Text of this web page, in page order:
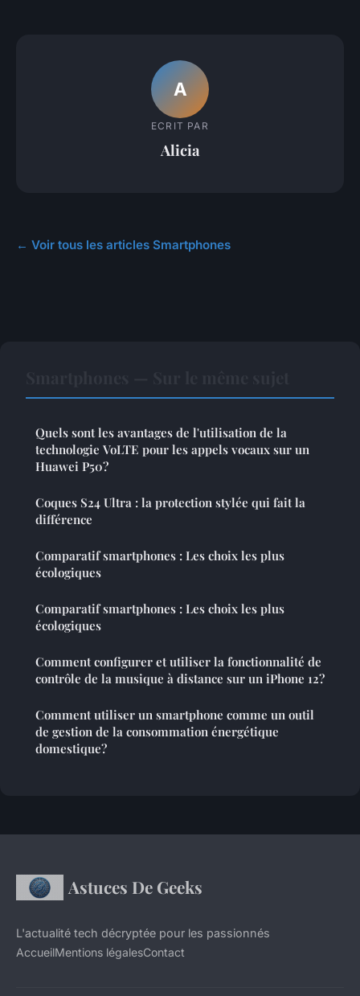
A
ECRIT PAR
Alicia
← Voir tous les articles Smartphones
Quels sont les avantages de l'utilisation de la
technologie VoLTE pour les appels vocaux sur un
Huawei P50?
Coques S24 Ultra : la protection stylée qui fait la
différence
Comparatif smartphones : Les choix les plus
écologiques
Comparatif smartphones : Les choix les plus
écologiques
Comment configurer et utiliser la fonctionnalité de
contrôle de la musique à distance sur un iPhone 12?
Comment utiliser un smartphone comme un outil
de gestion de la consommation énergétique
domestique?
Astuces De Geeks
L'actualité tech décryptée pour les passionnés
AccueilMentions légalesContact